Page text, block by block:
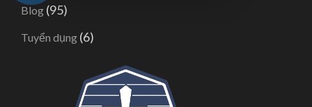
Blog (95)
Tuyển dụng (6)